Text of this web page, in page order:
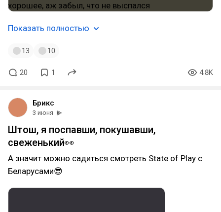
Показать полностью
13 10
20 1 4.8K
Брикс
3 июня
Штош, я поспавши, покушавши,
свеженький👀
А значит можно садиться смотреть State of Play с
Беларусами😎